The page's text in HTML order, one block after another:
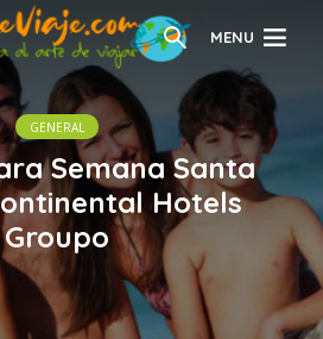
MENU
GENERAL
Semana Santa
Hotels
Groupo